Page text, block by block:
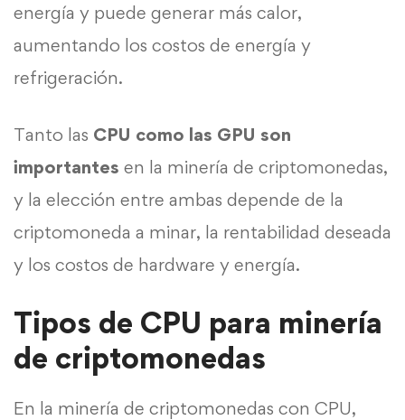
energía y puede generar más calor,
aumentando los costos de energía y
refrigeración.
Tanto las CPU como las GPU son
importantes en la minería de criptomonedas,
y la elección entre ambas depende de la
criptomoneda a minar, la rentabilidad deseada
y los costos de hardware y energía.
Tipos de CPU para minería
de criptomonedas
En la minería de criptomonedas con CPU,